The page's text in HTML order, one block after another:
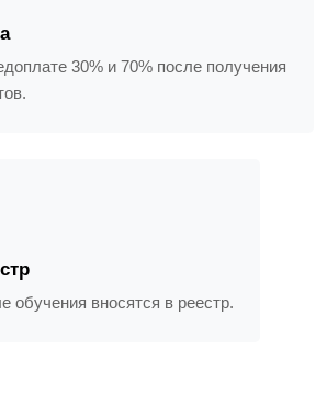
30% и 70% после получения
обучения вносятся в реестр.